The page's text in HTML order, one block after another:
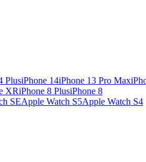
PlusiPhone 14iPhone 13 Pro Max
XRiPhone 8 PlusiPhone 8
SEApple Watch S5Apple Watch S4